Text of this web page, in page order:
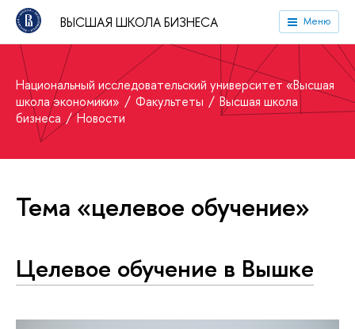
ВЫСШАЯ ШКОЛА БИЗНЕСА Меню
Национальный исследовательский университет «Высшая
школа экономики»
Факультеты
Высшая школа
бизнеса
Новости
Тема «целевое обучение»
Целевое обучение в Вышке